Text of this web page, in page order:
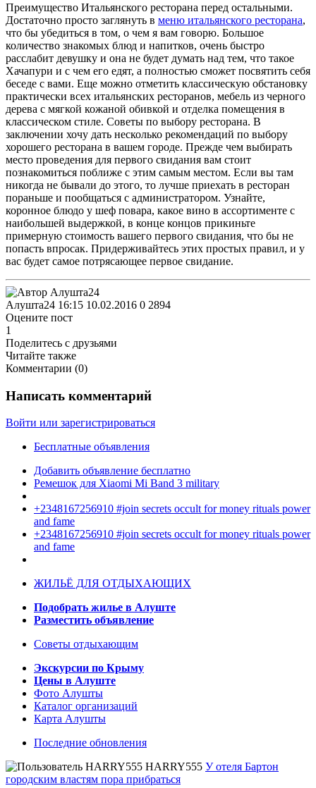
Преимущество Итальянского ресторана перед остальными.
Достаточно просто заглянуть в меню итальянского ресторана,
что бы убедиться в том, о чем я вам говорю. Большое
количество знакомых блюд и напитков, очень быстро
расслабит девушку и она не будет думать над тем, что такое
Хачапури и с чем его едят, а полностью сможет посвятить себя
беседе с вами. Еще можно отметить классическую обстановку
практически всех итальянских ресторанов, мебель из черного
дерева с мягкой кожаной обивкой и отделка помещения в
классическом стиле. Советы по выбору ресторана. В
заключении хочу дать несколько рекомендаций по выбору
хорошего ресторана в вашем городе. Прежде чем выбирать
место проведения для первого свидания вам стоит
познакомиться поближе с этим самым местом. Если вы там
никогда не бывали до этого, то лучше приехать в ресторан
пораньше и пообщаться с администратором. Узнайте,
коронное блюдо у шеф повара, какое вино в ассортименте с
наибольшей выдержкой, в конце концов прикиньте
примерную стоимость вашего первого свидания, что бы не
попасть впросак. Придерживайтесь этих простых правил, и у
вас будет самое потрясающее первое свидание.
Алушта24 16:15 10.02.2016 0 2894
Оцените пост
1
Поделитесь с друзьями
Читайте также
Комментарии (0)
Написать комментарий
Войти или зарегистрироваться
Бесплатные объявления
Добавить объявление бесплатно
Ремешок для Xiaomi Mi Band 3 military
+2348167256910 #join secrets occult for money rituals power
and fame
+2348167256910 #join secrets occult for money rituals power
and fame
ЖИЛЬЁ ДЛЯ ОТДЫХАЮЩИХ
Подобрать жилье в Алуште
Разместить объявление
Советы отдыхающим
Экскурсии по Крыму
Цены в Алуште
Фото Алушты
Каталог организаций
Карта Алушты
Последние обновления
HARRY555 У отеля Бартон
городским властям пора прибраться